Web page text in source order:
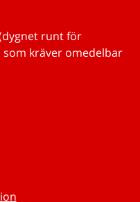
runt för
kräver omedelbar